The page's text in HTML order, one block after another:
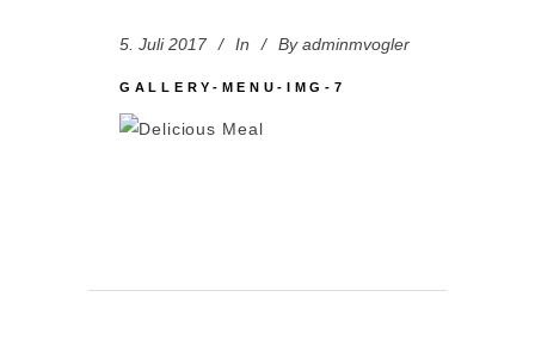
5. Juli 2017 In By adminmvogler
GALLERY-MENU-IMG-7